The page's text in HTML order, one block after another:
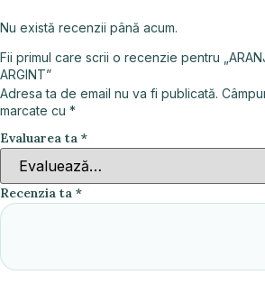
Nu există recenzii până acum.
Fii primul care scrii o recenzie pentru
ARGINT”
Adresa ta de email nu va fi publicată.
marcate cu *
Evaluarea ta *
Recenzia ta *